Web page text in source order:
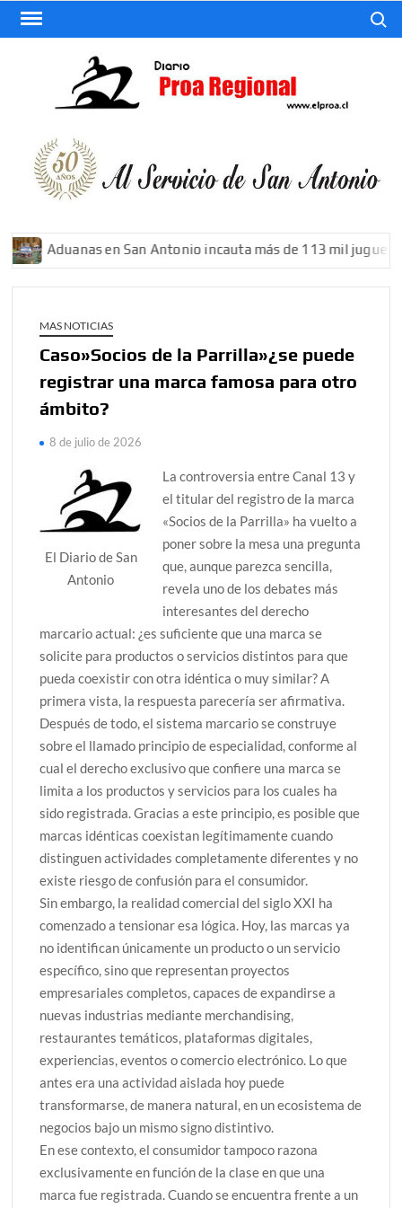
Saltar
Aduanas en San Antonio incauta más de 113 mil juguetes
MAS NOTICIAS
Caso»Socios de la Parrilla»¿se puede
registrar una marca famosa para otro
ámbito?
8 de julio de 2026
El Diario de San
Antonio
La controversia entre Canal 13 y
el titular del registro de la marca
«Socios de la Parrilla» ha vuelto a
poner sobre la mesa una pregunta
que, aunque parezca sencilla,
revela uno de los debates más
interesantes del derecho
marcario actual: ¿es suficiente que una marca se
solicite para productos o servicios distintos para que
pueda coexistir con otra idéntica o muy similar? A
primera vista, la respuesta parecería ser afirmativa.
Después de todo, el sistema marcario se construye
sobre el llamado principio de especialidad, conforme al
cual el derecho exclusivo que confiere una marca se
limita a los productos y servicios para los cuales ha
sido registrada. Gracias a este principio, es posible que
marcas idénticas coexistan legítimamente cuando
distinguen actividades completamente diferentes y no
existe riesgo de confusión para el consumidor.
Sin embargo, la realidad comercial del siglo XXI ha
comenzado a tensionar esa lógica. Hoy, las marcas ya
no identifican únicamente un producto o un servicio
específico, sino que representan proyectos
empresariales completos, capaces de expandirse a
nuevas industrias mediante merchandising,
restaurantes temáticos, plataformas digitales,
experiencias, eventos o comercio electrónico. Lo que
antes era una actividad aislada hoy puede
transformarse, de manera natural, en un ecosistema de
negocios bajo un mismo signo distintivo.
En ese contexto, el consumidor tampoco razona
exclusivamente en función de la clase en que una
marca fue registrada. Cuando se encuentra frente a un